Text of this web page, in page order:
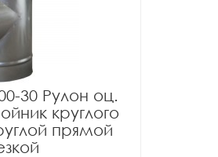
30 Рулон оц.
круглого
прямой